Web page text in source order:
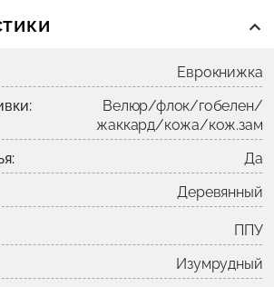
Еврокнижка
Велюр/флок/гобелен/
жаккард/кожа/кож.зам
Да
Деревянный
ППУ
Изумрудный